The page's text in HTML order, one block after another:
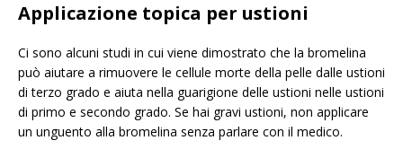
Applicazione topica per ustioni
Ci sono alcuni studi in cui viene dimostrato che la bromelina
può aiutare a rimuovere le cellule morte della pelle dalle ustioni
di terzo grado e aiuta nella guarigione delle ustioni nelle ustioni
di primo e secondo grado. Se hai gravi ustioni, non applicare
un unguento alla bromelina senza parlare con il medico.